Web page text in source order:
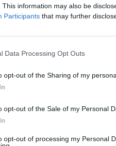
This information may also be
Participants that may further
Data Processing Opt Outs
opt-out of the Sharing of my
opt-out of the Sale of my Personal
opt-out of processing my Personal
–
Liūdna vyresnio
Žinios Lietuvos diena